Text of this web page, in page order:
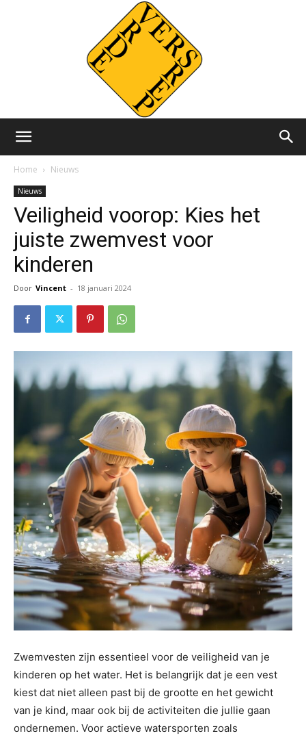
Home
Nieuws
Nieuws
Veiligheid voorop: Kies het
juiste zwemvest voor
kinderen
Door Vincent - 18 januari 2024
Zwemvesten zijn essentieel voor de veiligheid van je
kinderen op het water. Het is belangrijk dat je een vest
kiest dat niet alleen past bij de grootte en het gewicht
van je kind, maar ook bij de activiteiten die jullie gaan
ondernemen. Voor actieve watersporten zoals